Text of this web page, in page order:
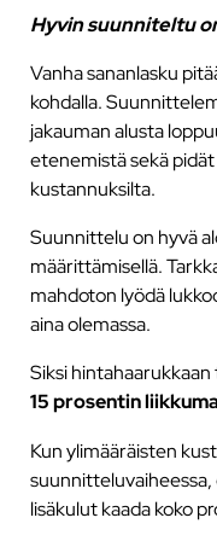
Hyvin suunniteltu
Vanha sananlasku
kohdalla.
jakauman alusta
etenemistä sekä
kustannuksilta.
Suunnittelu on hyvä
määrittämisellä.
mahdoton lyödä
aina olemassa.
Siksi
15 prosentin
Kun ylimääräisten
lisäkulut kaada koko